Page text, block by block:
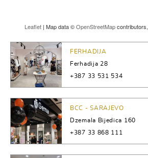
Leaflet | Map data ©OpenStreetMapcontributors,
FERHADIJA
Ferhadija 28
+387 33 531 534
BCC - SARAJEVO
Dzemala Bijedica 160
+387 33 868 111